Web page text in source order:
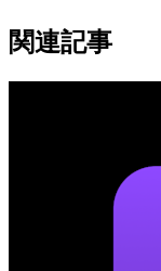
関連記事